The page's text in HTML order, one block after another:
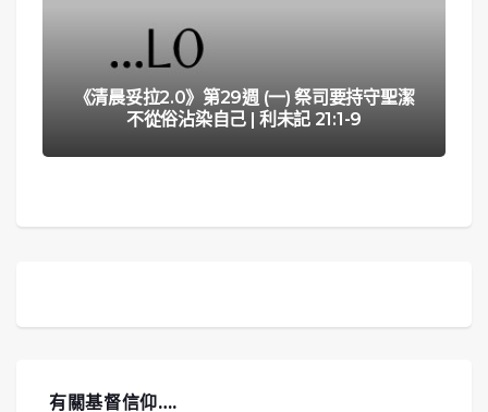
《清晨妥拉2.0》第29週 (一) 祭司要持守聖潔
不從俗沾染自己 | 利未記 21:1-9
有關基督信仰….